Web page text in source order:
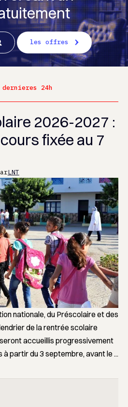
les offres
dernieres 24h
2026-2027 :
fixée au 7
LNT
nationale, du Préscolaire et des
de la rentrée scolaire
accueillis progressivement
partir du 3 septembre, avant le ...